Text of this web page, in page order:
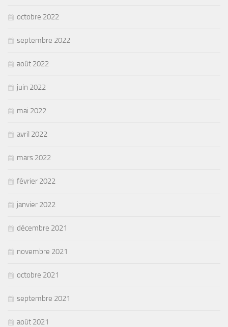
octobre 2022
septembre 2022
août 2022
juin 2022
mai 2022
avril 2022
mars 2022
février 2022
janvier 2022
décembre 2021
novembre 2021
octobre 2021
septembre 2021
août 2021